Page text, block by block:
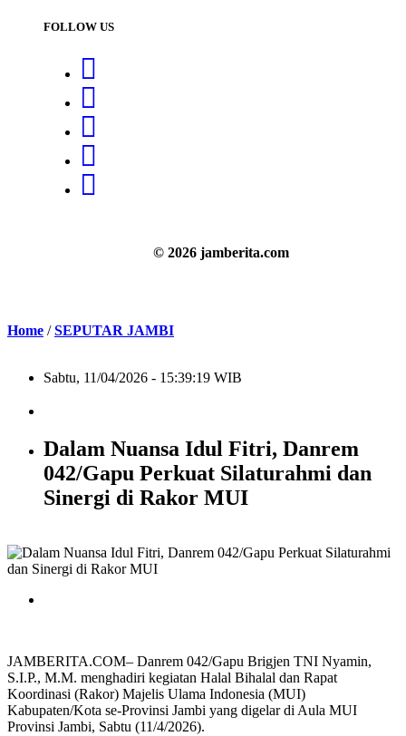
FOLLOW US
© 2026 jamberita.com
Home /SEPUTAR JAMBI
Sabtu, 11/04/2026 - 15:39:19 WIB
Dalam Nuansa Idul Fitri, Danrem
042/Gapu Perkuat Silaturahmi dan
Sinergi di Rakor MUI
JAMBERITA.COM– Danrem 042/Gapu Brigjen TNI Nyamin,
S.I.P., M.M. menghadiri kegiatan Halal Bihalal dan Rapat
Koordinasi (Rakor) Majelis Ulama Indonesia (MUI)
Kabupaten/Kota se-Provinsi Jambi yang digelar di Aula MUI
Provinsi Jambi, Sabtu (11/4/2026).